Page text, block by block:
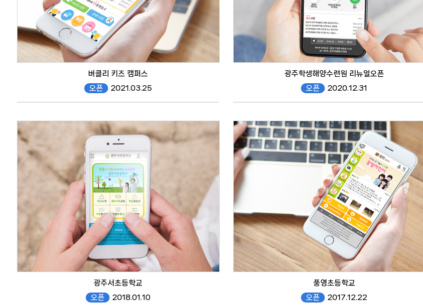
mobile
버클리 키즈 캠퍼스
오픈
2021.03.25
mobile
광주학생해양수련원 리뉴얼오픈
오픈
2020.12.31
광주서초등학교
오픈
2018.01.10
풍영초등학교
오픈
2017.12.22